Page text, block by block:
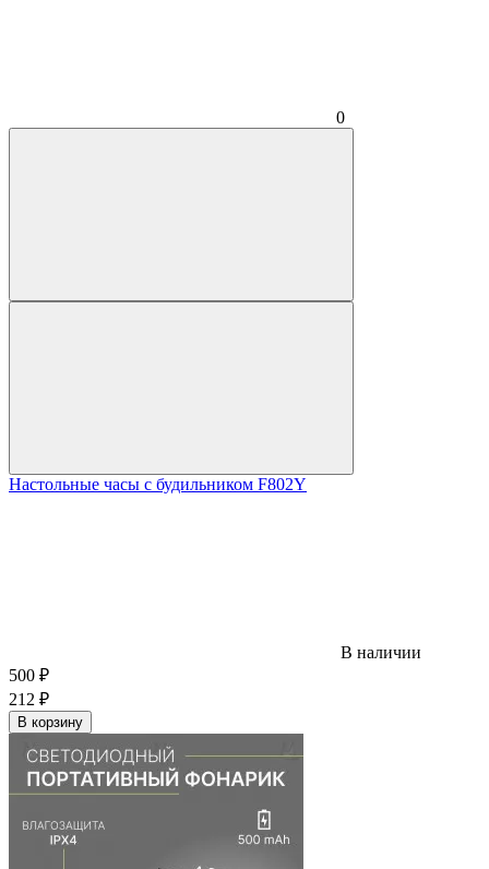
0
Настольные часы с будильником F802Y
В наличии
500 ₽
212 ₽
В корзину